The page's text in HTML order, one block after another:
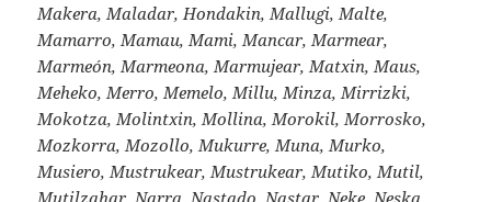
Makera, Maladar, Hondakin, Mallugi, Malte,
Mamarro, Mamau, Mami, Mancar, Marmear,
Marmeón, Marmeona, Marmujear, Matxin, Maus,
Meheko, Merro, Memelo, Millu, Minza, Mirrizki,
Mokotza, Molintxin, Mollina, Morokil, Morrosko,
Mozkorra, Mozollo, Mukurre, Muna, Murko,
Musiero, Mustrukear, Mustrukear, Mutiko, Mutil,
Mutilzahar, Narra, Nastado, Nastar, Neke, Neska,